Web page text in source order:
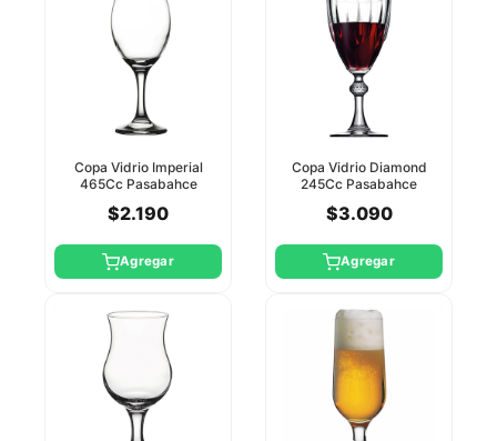
Copa Vidrio Imperial
465Cc Pasabahce
$2.190
Agregar
Copa Vidrio Diamond
245Cc Pasabahce
$3.090
Agregar